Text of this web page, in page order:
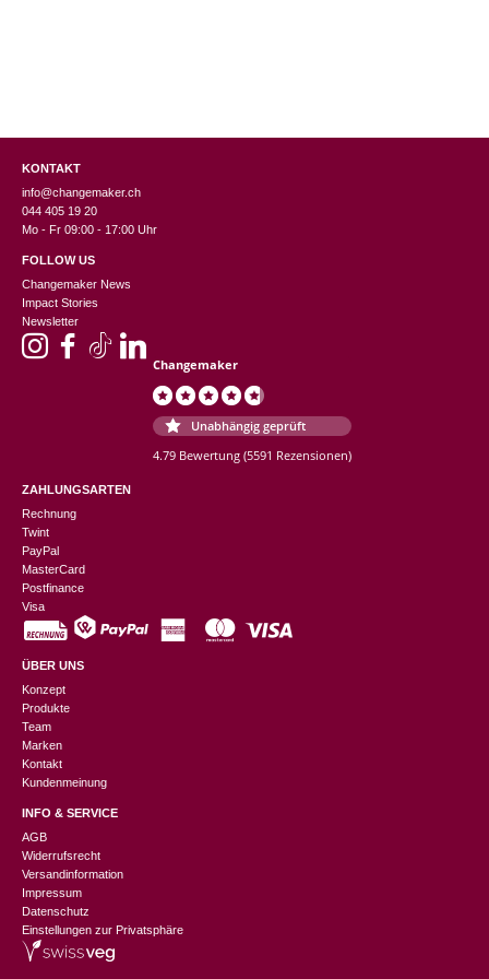
KONTAKT
info@changemaker.ch
044 405 19 20
Mo - Fr 09:00 - 17:00 Uhr
FOLLOW US
Changemaker News
Impact Stories
Newsletter
Changemaker
Unabhängig geprüft
4.79 Bewertung (5591 Rezensionen)
ZAHLUNGSARTEN
Rechnung
Twint
PayPal
MasterCard
Postfinance
Visa
ÜBER UNS
Konzept
Produkte
Team
Marken
Kontakt
Kundenmeinung
INFO & SERVICE
AGB
Widerrufsrecht
Versandinformation
Impressum
Datenschutz
Einstellungen zur Privatsphäre